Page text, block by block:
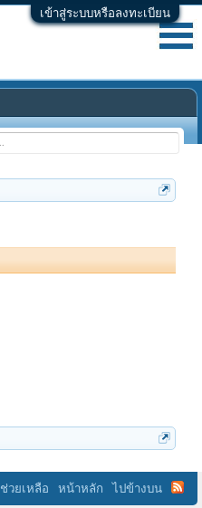
เข้าสู่ระบบหรือลงทะเบียน
ช่วยเหลือ หน้าหลัก ไปข้างบน